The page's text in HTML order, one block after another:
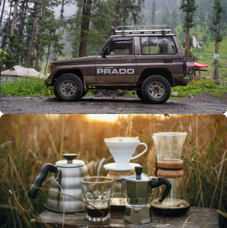
0
Günler
00
Hr
00
Min
00
SSK
Alışverişe Başla
ARAÇ AKSESUARLARI
SATIŞ VE MONTAJ
Keşfet